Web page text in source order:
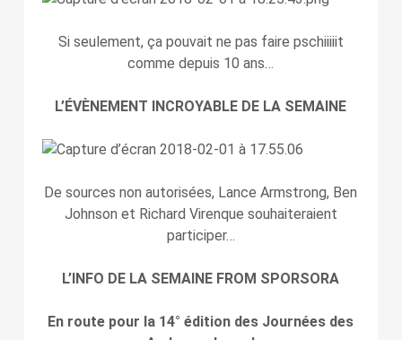
Si seulement, ça pouvait ne pas faire pschiiiiit
comme depuis 10 ans…
L’ÉVÈNEMENT INCROYABLE DE LA SEMAINE
De sources non autorisées, Lance Armstrong, Ben
Johnson et Richard Virenque souhaiteraient
participer…
L’INFO DE LA SEMAINE FROM SPORSORA
En route pour la 14° édition des Journées des